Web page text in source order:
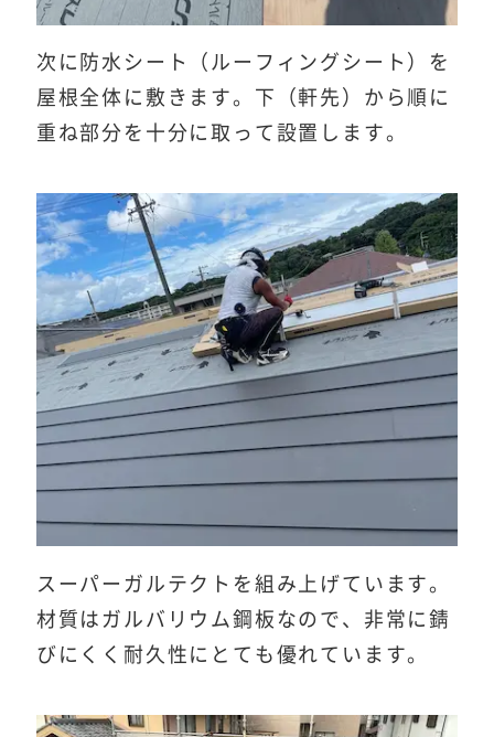
次に防水シート（ルーフィングシート）を
屋根全体に敷きます。下（軒先）から順に
重ね部分を十分に取って設置します。
スーパーガルテクトを組み上げています。
材質はガルバリウム鋼板なので、非常に錆
びにくく耐久性にとても優れています。